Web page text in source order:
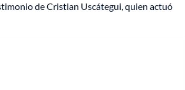
de Cristian Uscátegui, quien actuó